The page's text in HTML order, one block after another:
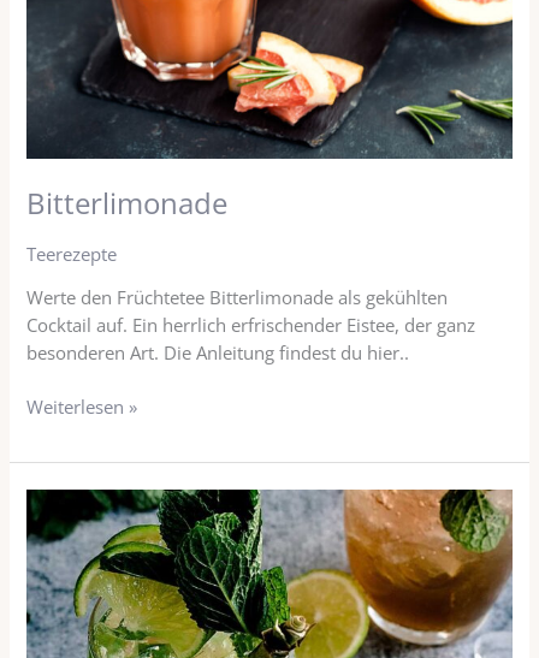
Bitterlimonade
Teerezepte
Werte den Früchtetee Bitterlimonade als gekühlten
Cocktail auf. Ein herrlich erfrischender Eistee, der ganz
besonderen Art. Die Anleitung findest du hier..
Weiterlesen »
MOJITEA